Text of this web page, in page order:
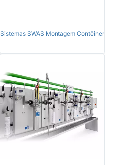
Sistemas SWAS Montagem Contêiner